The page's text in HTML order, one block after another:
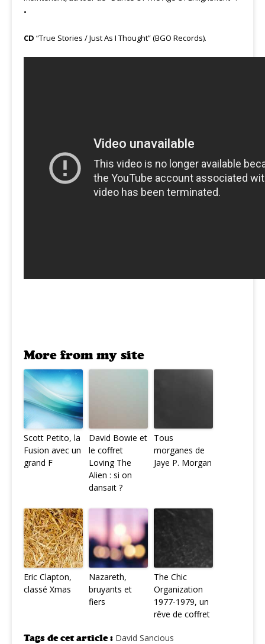
•
CD “True Stories / Just As I Thought” (BGO Records).
More from my site
Scott Petito, la
Fusion avec un
grand F
David Bowie et
le coffret
Loving The
Alien : si on
dansait ?
Tous
morganes de
Jaye P. Morgan
Eric Clapton,
classé Xmas
Nazareth,
bruyants et
fiers
The Chic
Organization
1977-1979, un
rêve de coffret
Tags de cet article : David Sancious